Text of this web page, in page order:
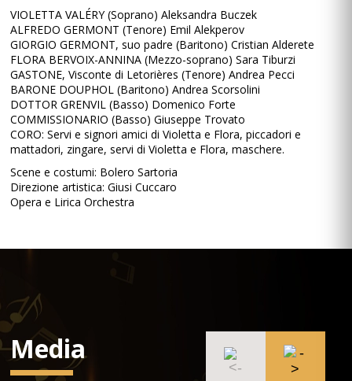
VIOLETTA VALÉRY (Soprano) Aleksandra Buczek
ALFREDO GERMONT (Tenore) Emil Alekperov
GIORGIO GERMONT, suo padre (Baritono) Cristian Alderete
FLORA BERVOIX-ANNINA (Mezzo-soprano) Sara Tiburzi
GASTONE, Visconte di Letorières (Tenore) Andrea Pecci
BARONE DOUPHOL (Baritono) Andrea Scorsolini
DOTTOR GRENVIL (Basso) Domenico Forte
COMMISSIONARIO (Basso) Giuseppe Trovato
CORO: Servi e signori amici di Violetta e Flora, piccadori e
mattadori, zingare, servi di Violetta e Flora, maschere.
Scene e costumi: Bolero Sartoria
Direzione artistica: Giusi Cuccaro
Opera e Lirica Orchestra
Media